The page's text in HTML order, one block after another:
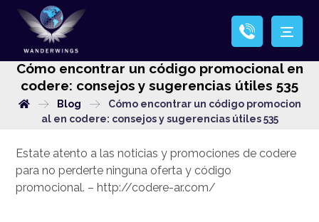
Cómo encontrar un código promocional en
codere: consejos y sugerencias útiles 535
Blog
Cómo encontrar un código promocion
al en codere: consejos y sugerencias útiles 535
Estate atento a las noticias y promociones de codere
para no perderte ninguna oferta y código
promocional. –http://codere-ar.com/